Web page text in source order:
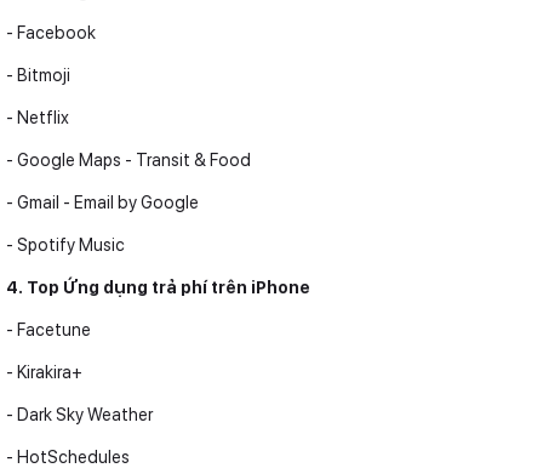
- Facebook
- Bitmoji
- Netflix
- Google Maps - Transit & Food
- Gmail - Email by Google
- Spotify Music
4. Top Ứng dụng trả phí trên iPhone
- Facetune
- Kirakira+
- Dark Sky Weather
- HotSchedules